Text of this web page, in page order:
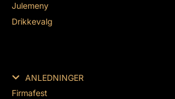
Julemeny
Drikkevalg
ANLEDNINGER
Firmafest